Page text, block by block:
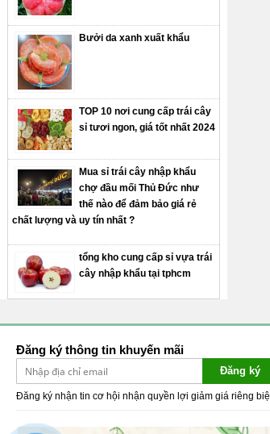
Bưởi da xanh xuất khẩu
TOP 10 nơi cung cấp trái cây
sỉ tươi ngon, giá tốt nhất 2024
Mua sỉ trái cây nhập khẩu
chợ đầu mối Thủ Đức như
thế nào để đảm bảo giá rẻ
chất lượng và uy tín nhất ?
tổng kho cung cấp sỉ vựa trái
cây nhập khẩu tại tphcm
Đăng ký thông tin khuyến mãi
Đăng ký
Đăng ký nhận tin cơ hội nhận quyền lợi giảm giá riêng